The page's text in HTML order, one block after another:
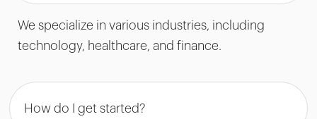
We specialize in various industries, including
technology, healthcare, and finance.
How do I get started?